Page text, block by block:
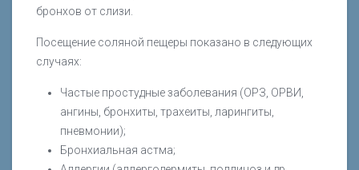
бронхов от слизи.
Посещение соляной пещеры показано в следующих
случаях:
Частые простудные заболевания (ОРЗ, ОРВИ,
ангины, бронхиты, трахеиты, ларингиты,
пневмонии);
Бронхиальная астма;